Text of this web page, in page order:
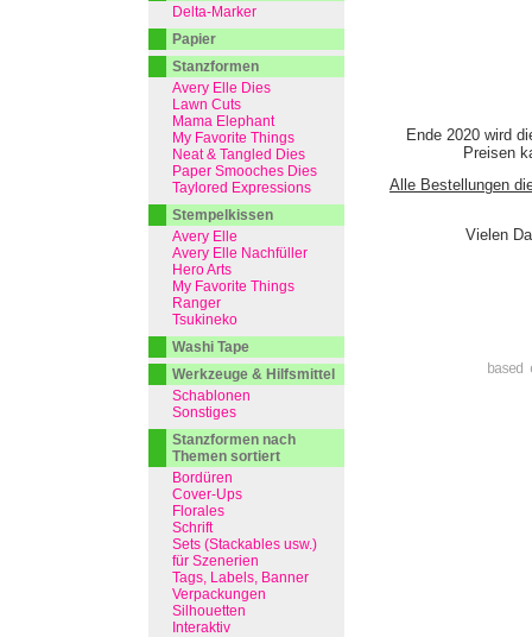
Ende 2020 wird
Preisen
Alle Bestellungen
Vielen
Delta-Marker
Papier
Stanzformen
Avery Elle Dies
Lawn Cuts
Mama Elephant
My Favorite Things
Neat & Tangled Dies
Paper Smooches Dies
Taylored Expressions
Stempelkissen
Avery Elle
Avery Elle Nachfüller
Hero Arts
My Favorite Things
Ranger
Tsukineko
Washi Tape
Werkzeuge & Hilfsmittel
Schablonen
Sonstiges
Stanzformen nach
Themen sortiert
Bordüren
Cover-Ups
Florales
Schrift
Sets (Stackables usw.)
für Szenerien
Tags, Labels, Banner
Verpackungen
Silhouetten
Interaktiv